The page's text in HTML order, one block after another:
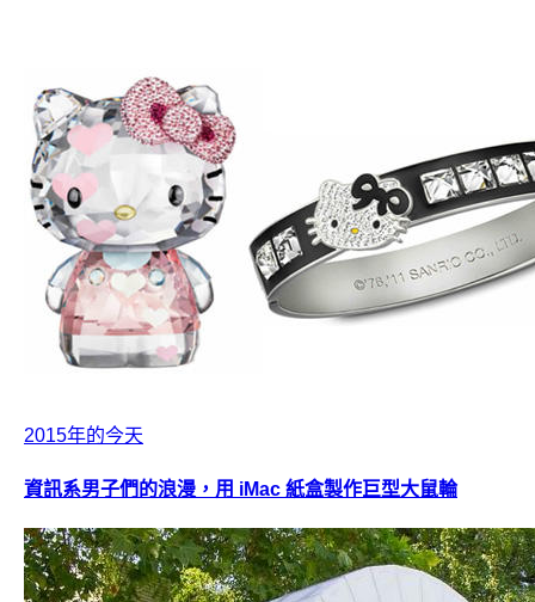
2015年的今天
資訊系男子們的浪漫，用 iMac 紙盒製作巨型大鼠輪